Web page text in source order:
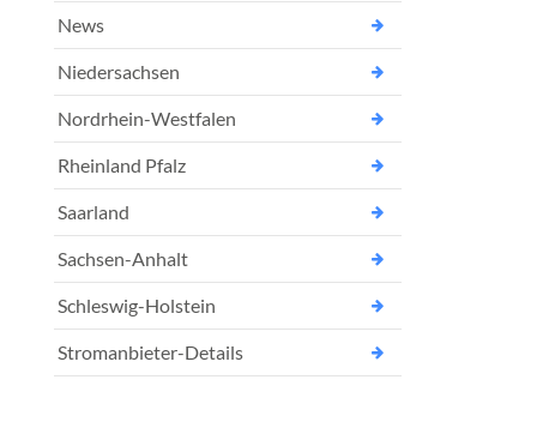
News
Niedersachsen
Nordrhein-Westfalen
Rheinland Pfalz
Saarland
Sachsen-Anhalt
Schleswig-Holstein
Stromanbieter-Details